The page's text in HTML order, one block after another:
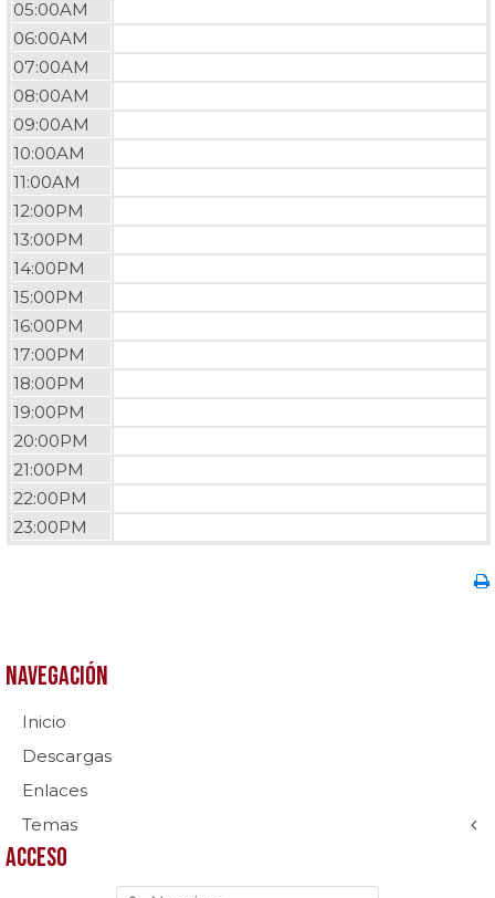
05:00AM
06:00AM
07:00AM
08:00AM
09:00AM
10:00AM
11:00AM
12:00PM
13:00PM
14:00PM
15:00PM
16:00PM
17:00PM
18:00PM
19:00PM
20:00PM
21:00PM
22:00PM
23:00PM
Navegación
Inicio
Descargas
Enlaces
Temas
Acceso